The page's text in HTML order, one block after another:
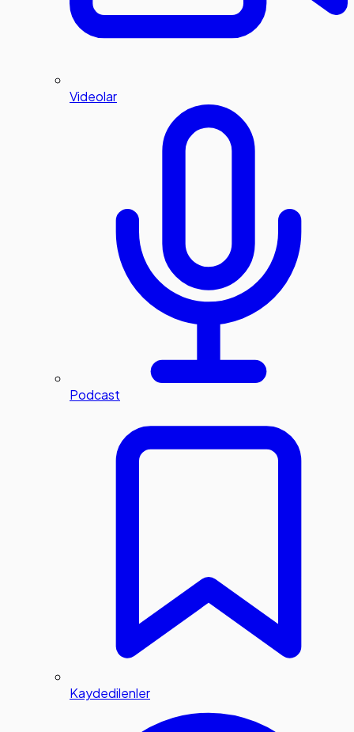
Videolar
Podcast
Kaydedilenler